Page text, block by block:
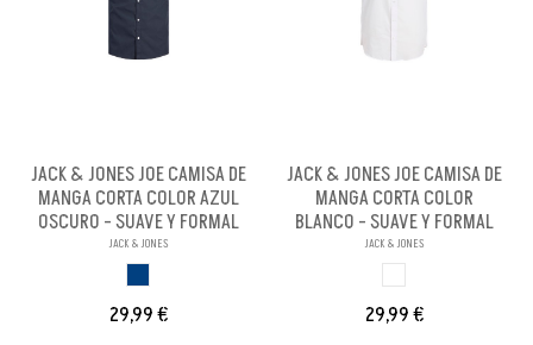
JACK & JONES JOE CAMISA DE
MANGA CORTA COLOR AZUL
OSCURO - SUAVE Y FORMAL
JACK & JONES
29,99 €
JACK & JONES JOE CAMISA DE
MANGA CORTA COLOR
BLANCO - SUAVE Y FORMAL
JACK & JONES
29,99 €